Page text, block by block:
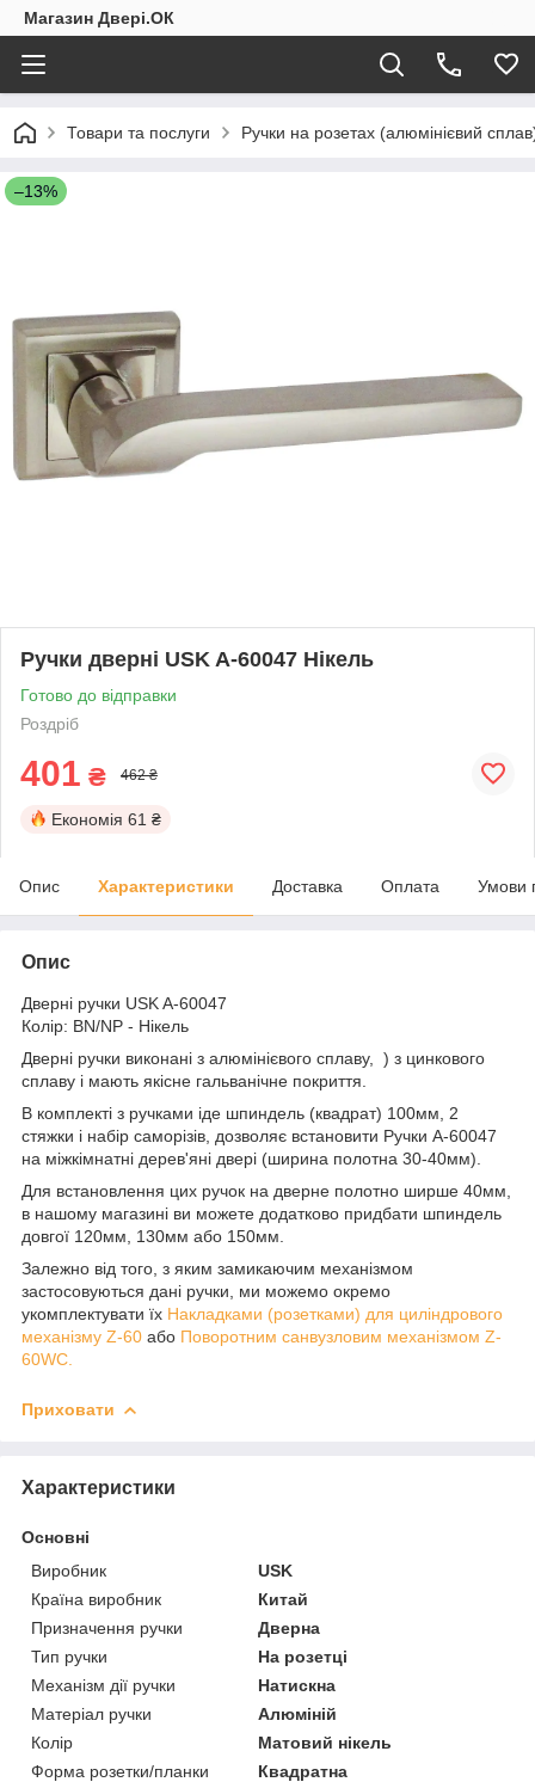
Магазин Двері.ОК
Товари та послуги Ручки на розетах (алюмінієвий
–13%
Ручки дверні USK A-60047 Нікель
Готово до відправки
Роздріб
401 ₴ 462 ₴
Економія 61 ₴
Опис Характеристики Доставка Оплата Умови
Опис
Дверні ручки USK A-60047
Колір: BN/NP - Нікель
Дверні ручки виконані з алюмінієвого сплаву, ) з цинкового
сплаву і мають якісне гальванічне покриття.
В комплекті з ручками іде шпиндель (квадрат) 100мм, 2
стяжки і набір саморізів, дозволяє встановити Ручки A-60047
на міжкімнатні дерев'яні двері (ширина полотна 30-40мм).
Для встановлення цих ручок на дверне полотно ширше 40мм,
в нашому магазині ви можете додатково придбати шпиндель
довгої 120мм, 130мм або 150мм.
Залежно від того, з яким замикаючим механізмом
застосовуються дані ручки, ми можемо окремо
укомплектувати їх Накладками (розетками) для циліндрового
механізму Z-60 або Поворотним санвузловим механізмом Z-
60WC.
Приховати
Характеристики
Основні
Виробник
USK
Країна виробник
Китай
Призначення ручки
Дверна
Тип ручки
На розетці
Механізм дії ручки
Натискна
Матеріал ручки
Алюміній
Колір
Матовий нікель
Форма розетки/планки
Квадратна